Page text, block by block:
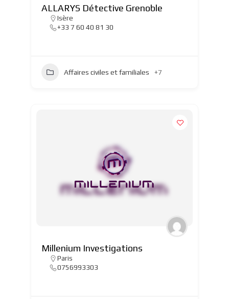
ALLARYS Détective Grenoble
Isère
+33 7 60 40 81 30
Affaires civiles et familiales +7
Millenium Investigations
Paris
0756993303